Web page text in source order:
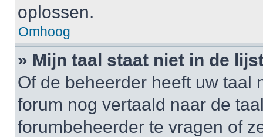
oplossen.
Omhoog
» Mijn taal staat niet in de
Of de beheerder heeft uw taal
forum nog vertaald naar de
forumbeheerder te vragen of